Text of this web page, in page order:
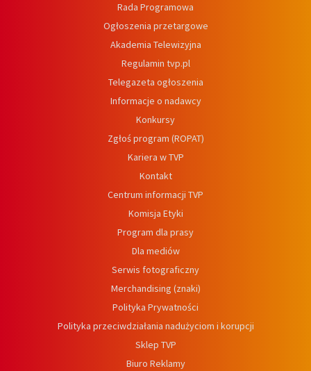
Rada Programowa
Ogłoszenia przetargowe
Akademia Telewizyjna
Regulamin tvp.pl
Telegazeta ogłoszenia
Informacje o nadawcy
Konkursy
Zgłoś program (ROPAT)
Kariera w TVP
Kontakt
Centrum informacji TVP
Komisja Etyki
Program dla prasy
Dla mediów
Serwis fotograficzny
Merchandising (znaki)
Polityka Prywatności
Polityka przeciwdziałania nadużyciom i korupcji
Sklep TVP
Biuro Reklamy